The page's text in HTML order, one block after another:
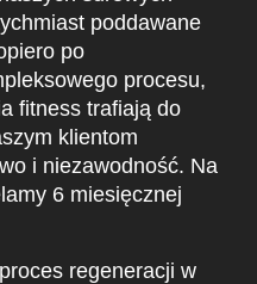
poddawane
po
procesu,
fitness trafiają do
klientom
i niezawodność. Na
6 miesięcznej
regeneracji w